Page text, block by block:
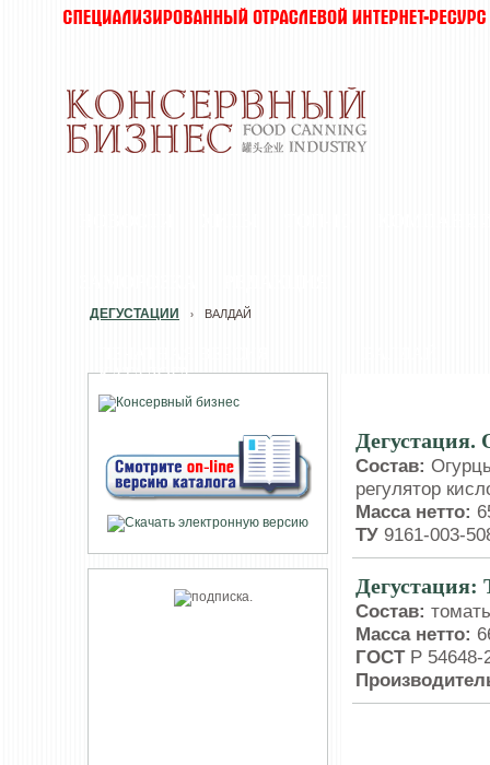
КАТАЛОГА
ДЕГУСТАЦИИ › ВАЛДАЙ
Состав:
регулятор
Масса нетто:
ТУ 9161-003-
Дегустация:
Состав:
Масса нетто:
ГОСТ Р 54648-